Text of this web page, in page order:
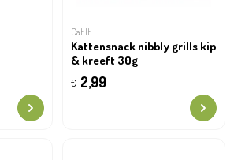
Cat It
Kattensnack nibbly grills kip
& kreeft 30g
€ 2,99